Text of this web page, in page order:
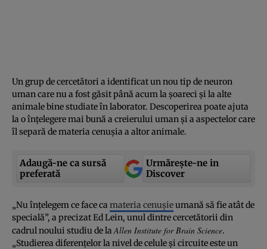
Un grup de cercetători a identificat un nou tip de neuron
uman care nu a fost găsit până acum la şoareci şi la alte
animale bine studiate în laborator. Descoperirea poate ajuta
la o înţelegere mai bună a creierului uman şi a aspectelor care
îl separă de materia cenuşia a altor animale.
Adaugă-ne ca sursă
preferată
Urmărește-ne in
Discover
„Nu înţelegem ce face ca materia cenuşieumană să fie atât de
specială”, a precizat Ed Lein, unul dintre cercetătorii din
cadrul noului studiu de laAllen Institute for Brain Science.
„Studierea diferenţelor la nivel de celule şi circuite este un